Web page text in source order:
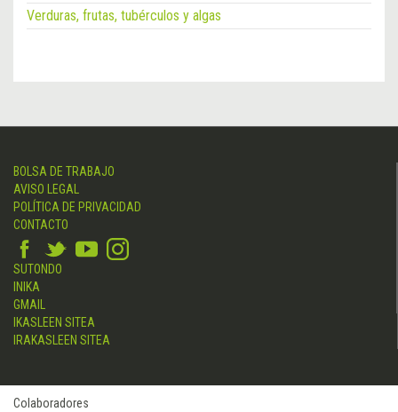
Verduras, frutas, tubérculos y algas
BOLSA DE TRABAJO
AVISO LEGAL
POLÍTICA DE PRIVACIDAD
CONTACTO
SUTONDO
INIKA
GMAIL
IKASLEEN SITEA
IRAKASLEEN SITEA
Colaboradores